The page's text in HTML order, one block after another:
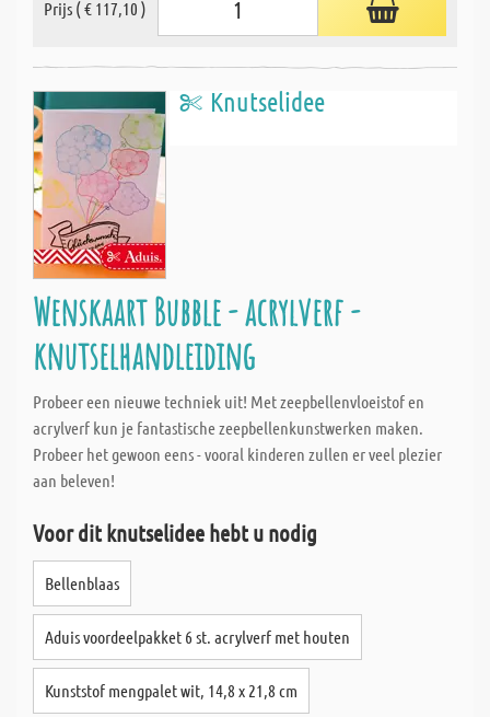
Prijs ( € 117,10 )
Knutselidee
Wenskaart Bubble - acrylverf -
knutselhandleiding
Probeer een nieuwe techniek uit! Met zeepbellenvloeistof en
acrylverf kun je fantastische zeepbellenkunstwerken maken.
Probeer het gewoon eens - vooral kinderen zullen er veel plezier
aan beleven!
Voor dit knutselidee hebt u nodig
Bellenblaas
Aduis voordeelpakket 6 st. acrylverf met houten
Kunststof mengpalet wit, 14,8 x 21,8 cm